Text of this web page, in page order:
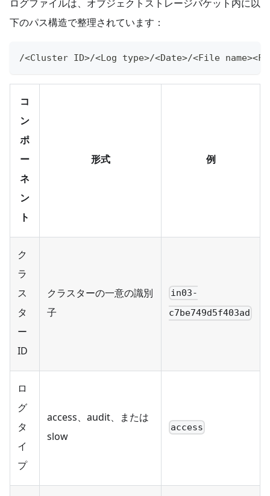
ログファイルは、オブジェクトストレージバケット内に以
下のパス構造で整理されています：
/<Cluster ID>/<Log type>/<Date>/<File
コ
ン
ポ
ー
ネ
ン
ト
形式 例
ク
ラ
ス
タ
ー
ID
クラスターの一意の識別
子
in03-
c7be749d5f403ad
ロ
グ
タ
イ
プ
access、audit、または
slow
access